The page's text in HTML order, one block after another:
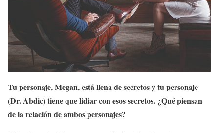
Tu personaje, Megan, está llena de secretos y tu personaje
(Dr. Abdic) tiene que lidiar con esos secretos. ¿Qué piensan
de la relación de ambos personajes?